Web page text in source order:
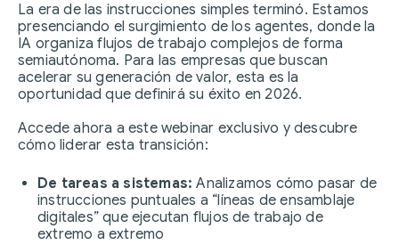
La era de las instrucciones simples terminó. Estamos
presenciando el surgimiento de los agentes, donde la
IA organiza flujos de trabajo complejos de forma
semiautónoma. Para las empresas que buscan
acelerar su generación de valor, esta es la
oportunidad que definirá su éxito en 2026.
Accede ahora a este webinar exclusivo y descubre
cómo liderar esta transición:
De tareas a sistemas: Analizamos cómo pasar de
instrucciones puntuales a “líneas de ensamblaje
digitales” que ejecutan flujos de trabajo de
extremo a extremo